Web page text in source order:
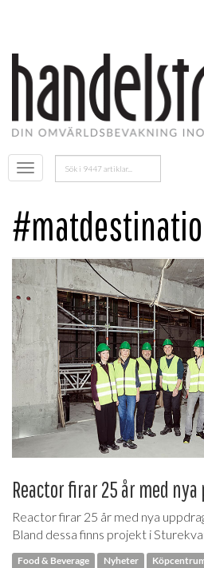
Öppna
menyn
Sök
efter:
Reactor firar 25 år med
Reactor firar 25 år med nya
Bland dessa finns projekt i
Food & Beverage Nyheter